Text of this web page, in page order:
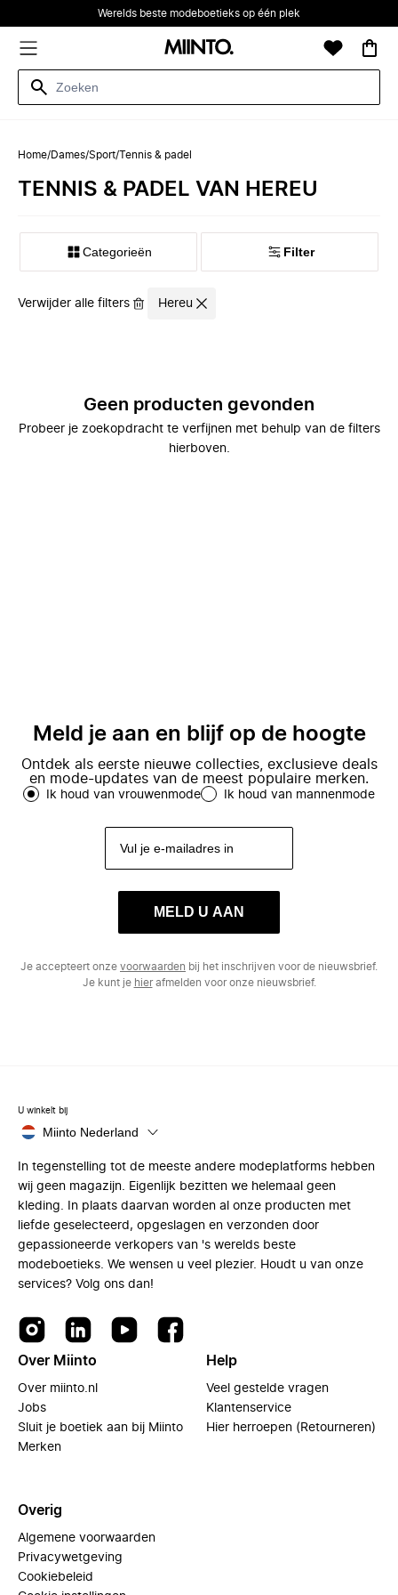
Werelds beste modeboetieks op één plek
Home/Dames/Sport/Tennis & padel
TENNIS & PADEL VAN HEREU
Categorieën Filter
Verwijder alle filters Hereu
Geen producten gevonden
Probeer je zoekopdracht te verfijnen met behulp van de filters
hierboven.
Meld je aan en blijf op de hoogte
Ontdek als eerste nieuwe collecties, exclusieve deals
en mode-updates van de meest populaire merken.
Ik houd van vrouwenmode Ik houd van mannenmode
MELD U AAN
Je accepteert onze voorwaarden bij het inschrijven voor de nieuwsbrief.
Je kunt je hierafmelden voor onze nieuwsbrief.
U winkelt bij
Miinto Nederland
In tegenstelling tot de meeste andere modeplatforms hebben
wij geen magazijn. Eigenlijk bezitten we helemaal geen
kleding. In plaats daarvan worden al onze producten met
liefde geselecteerd, opgeslagen en verzonden door
gepassioneerde verkopers van 's werelds beste
modeboetieks. We wensen u veel plezier. Houdt u van onze
services? Volg ons dan!
Over Miinto
Over miinto.nl
Jobs
Sluit je boetiek aan bij Miinto
Merken
Help
Veel gestelde vragen
Klantenservice
Hier herroepen (Retourneren)
Overig
Algemene voorwaarden
Privacywetgeving
Cookiebeleid